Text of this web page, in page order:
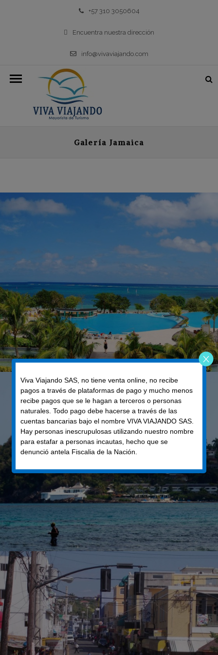
+57 310 3050604
Encuentra nuestra dirección
info@vivaviajando.com
Galería Jamaica
Viva Viajando SAS, no tiene venta online, no recibe
pagos a través de plataformas de pago y mucho menos
recibe pagos que se le hagan a terceros o personas
naturales. Todo pago debe hacerse a través de las
cuentas bancarias bajo el nombre VIVA VIAJANDO SAS.
Hay personas inescrupulosas utilizando nuestro nombre
para estafar a personas incautas, hecho que se
denunció antela Fiscalia de la Nación.